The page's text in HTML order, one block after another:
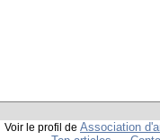
Voir le profil de Association